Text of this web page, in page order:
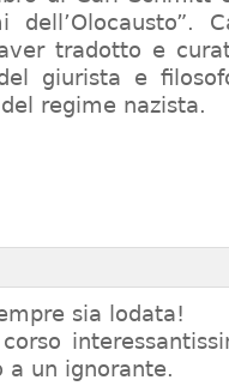
tradotto e
giurista e
regime nazista.
sia lodata!
a un ignorante.